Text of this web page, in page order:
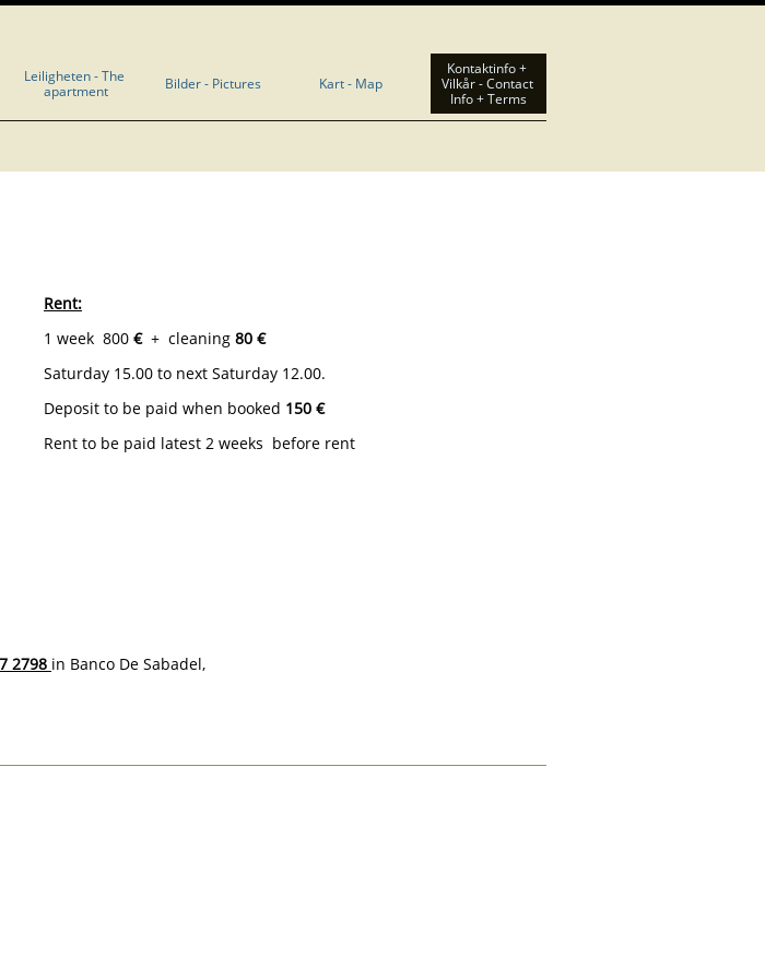
Leiligheten - The
apartment
Bilder - Pictures Kart - Map
Kontaktinfo +
Vilkår - Contact
Info + Terms
Rent:
1 week 800 €+ cleaning 80 €
Saturday 15.00 to next Saturday 12.00.
Deposit to be paid when booked 150 €
Rent to be paid latest 2 weeks before rent
2798 in Banco De Sabadel,